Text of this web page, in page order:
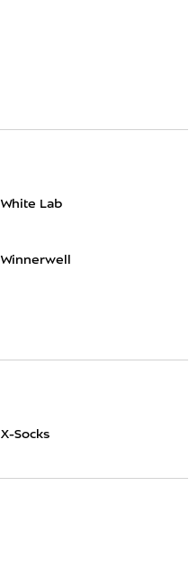
White Lab
Winnerwell
X-Socks